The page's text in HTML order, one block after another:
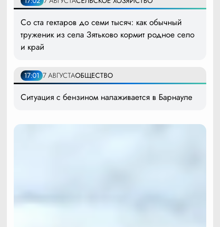
Со ста гектаров до семи тысяч: как обычный
труженик из села Зятьково кормит родное село
и край
17:01 7 АВГУСТАОБЩЕСТВО
Ситуация с бензином налаживается в Барнауле